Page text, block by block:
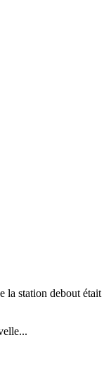
la station debout était